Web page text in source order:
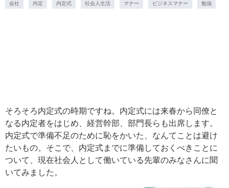
会社 内定 内定式 社会人生活 マナー ビジネスマナー 勉強
そろそろ内定式の時期ですね。内定式には来春から同僚と
なる内定者をはじめ、経営幹部、部門長らも出席します。
内定式で準備不足のために恥をかいた、なんてことは避け
たいもの。そこで、内定式までに準備しておくべきことに
ついて、現在社会人として働いている先輩のみなさんに聞
いてみました。